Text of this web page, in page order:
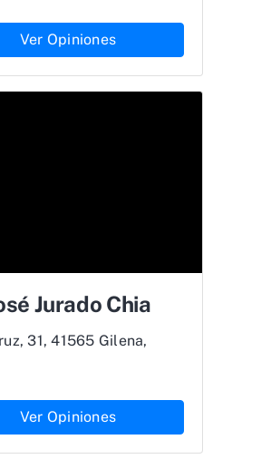
Ver Opiniones
Jurado Chia
31, 41565 Gilena,
Ver Opiniones